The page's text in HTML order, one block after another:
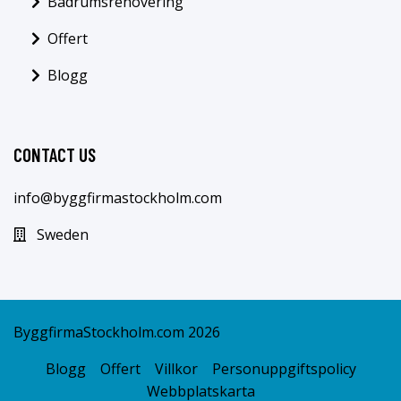
Offert
Blogg
CONTACT US
info@byggfirmastockholm.com
Sweden
ByggfirmaStockholm.com 2026
Blogg
Offert Villkor
Personuppgiftspolicy
Webbplatskarta